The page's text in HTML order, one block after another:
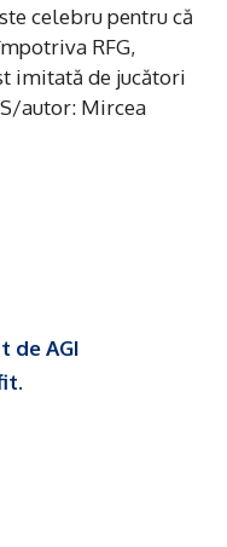
celebru pentru că
RFG,
imitată de jucători
autor: Mircea
de AGI